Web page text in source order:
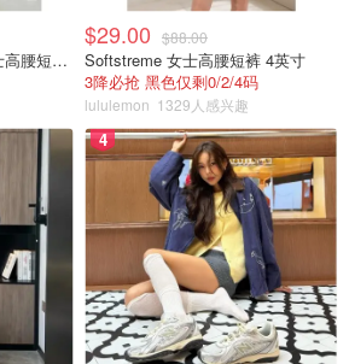
lululemon Softstreme 女士高腰短裤 10cm
$29.00 $88.00
Softstreme 女士高腰短裤 4英寸
3降必抢 黑色仅剩0/2/4码
lululemon 1329人感兴趣
4